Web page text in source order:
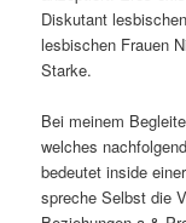
Diskutant
lesbischen Frauen
Starke.
Bei meinem
welches
bedeutet inside
spreche Selbst die